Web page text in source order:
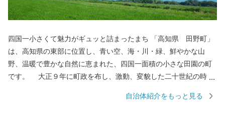
四国一小さくて魅力がギュッと詰まったまち 「高知県 田野町」
は、高知県の東部に位置し、青い空、海・川・緑、鮮やかな山
野、温暖で豊かな自然に恵まれた、四国一面積の小さな田園の町
です。 大正９年に町政を布し、激動、変貌した二十世紀の時代
かな明るい活力ある今日の町勢を築いてり、2020年に町制100周年
自治体紹介をもっと見る